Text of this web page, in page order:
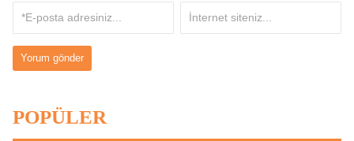
POPÜLER